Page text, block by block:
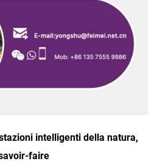
intelligenti della natura,
faire